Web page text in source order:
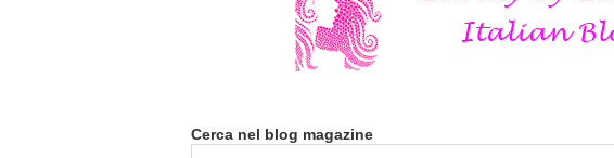
Cerca nel blog magazine